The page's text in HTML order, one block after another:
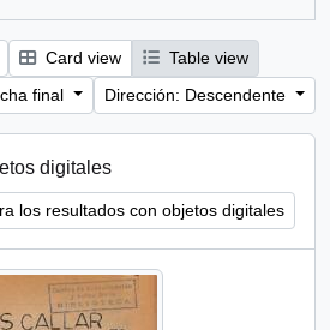
Card view
Table view
final
Dirección: Descendente
digitales
los resultados con objetos digitales